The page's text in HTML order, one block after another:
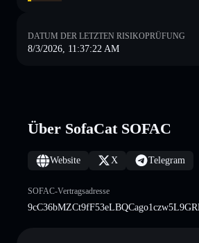
DATUM DER LETZTEN RISIKOPRÜFUNG
8/3/2026, 11:37:22 AM
Über SofaCat SOFAC
Website X Telegram
SOFAC-Vertragsadresse